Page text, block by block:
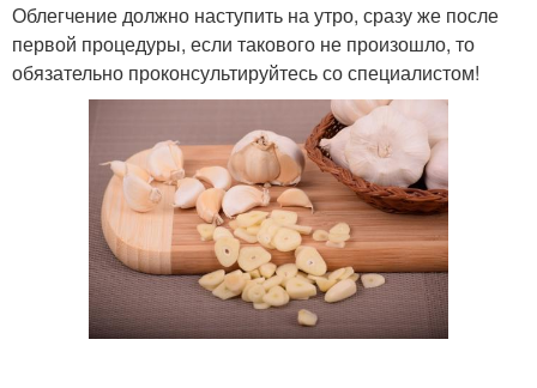
Облегчение должно наступить на утро, сразу же после
первой процедуры, если такового не произошло, то
обязательно проконсультируйтесь со специалистом!